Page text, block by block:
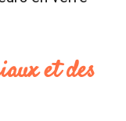
et des